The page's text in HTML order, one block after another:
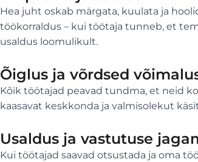
Hea juht oskab märgata, kuulata ja
töökorraldus – kui töötaja tunneb, et
usaldus loomulikult.
Õiglus ja võrdsed
Kõik töötajad peavad tundma, et neid
kaasavat keskkonda ja valmisolekut
Usaldus ja vastutuse
Kui töötajad saavad otsustada ja oma